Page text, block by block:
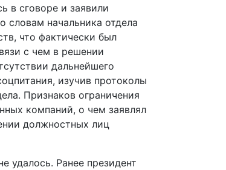
в сговоре и заявили
начальника отдела
что фактически был
с чем в решении
дальнейшего
изучив протоколы
Признаков ограничения
компаний, о чем заявлял
должностных лиц
удалось. Ранее президент